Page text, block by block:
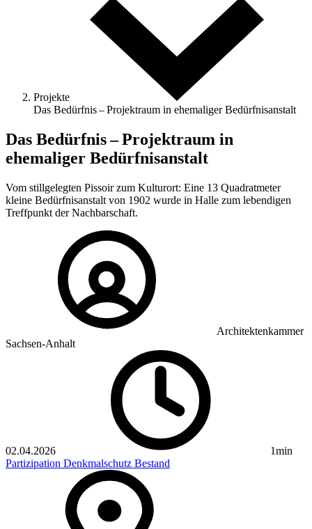
Projekte
Das Bedürfnis – Projektraum in ehemaliger Bedürfnisanstalt
Das Bedürfnis – Projektraum in
ehemaliger Bedürfnisanstalt
Vom stillgelegten Pissoir zum Kulturort: Eine 13 Quadratmeter
kleine Bedürfnisanstalt von 1902 wurde in Halle zum lebendigen
Treffpunkt der Nachbarschaft.
Architektenkammer
Sachsen-Anhalt
02.04.2026
1min
Partizipation Denkmalschutz Bestand